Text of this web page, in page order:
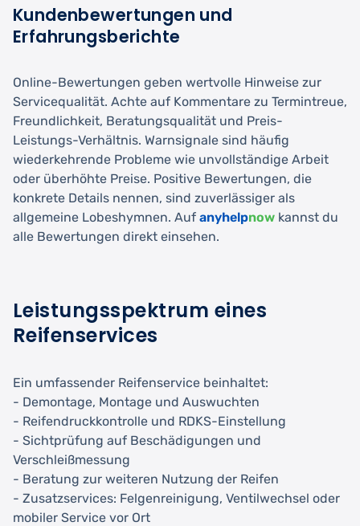
Kundenbewertungen und
Erfahrungsberichte
Online-Bewertungen geben wertvolle Hinweise zur
Servicequalität. Achte auf Kommentare zu Termintreue,
Freundlichkeit, Beratungsqualität und Preis-
Leistungs-Verhältnis. Warnsignale sind häufig
wiederkehrende Probleme wie unvollständige Arbeit
oder überhöhte Preise. Positive Bewertungen, die
konkrete Details nennen, sind zuverlässiger als
allgemeine Lobeshymnen. Auf anyhelpnow kannst du
alle Bewertungen direkt einsehen.
Leistungsspektrum eines
Reifenservices
Ein umfassender Reifenservice beinhaltet:
- Demontage, Montage und Auswuchten
- Reifendruckkontrolle und RDKS-Einstellung
- Sichtprüfung auf Beschädigungen und
Verschleißmessung
- Beratung zur weiteren Nutzung der Reifen
- Zusatzservices: Felgenreinigung, Ventilwechsel oder
mobiler Service vor Ort